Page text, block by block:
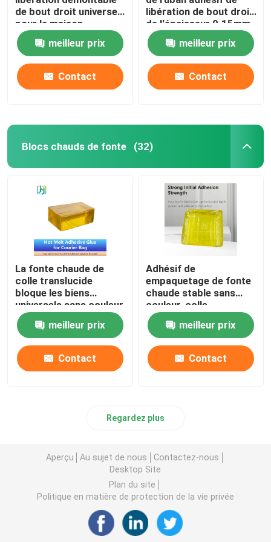
Ruban adhésif de film
Ruban adhésif sensible à la pression
de bout droit universel
pour la maison
meilleur prix
Contact
libération de bout droit
de l'épaisseur 0.15mm
meilleur prix
Contact
Blocs chauds de fonte (32)
La fonte chaude de
colle translucide
bloque les biens
universels sans couleur
meilleur prix
Contact
Adhésif de
empaquetage de fonte
chaude stable sans
couleur, colle
translucide de HMPSA
meilleur prix
Contact
Regardez plus
Aperçu Au sujet de nous
Contactez-nous
Desktop Site
Plan du site
Politique en matière de protection de la vie privée